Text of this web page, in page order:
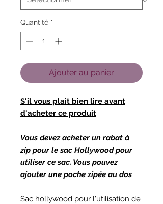
Quantité *
Ajouter au panier
S'il vous plait bien lire avant
d'acheter ce produit
Vous devez acheter un rabat à
zip pour le sac Hollywood pour
utiliser ce sac. Vous pouvez
ajouter une poche zipée au dos
Sac hollywood pour l'utilisation de